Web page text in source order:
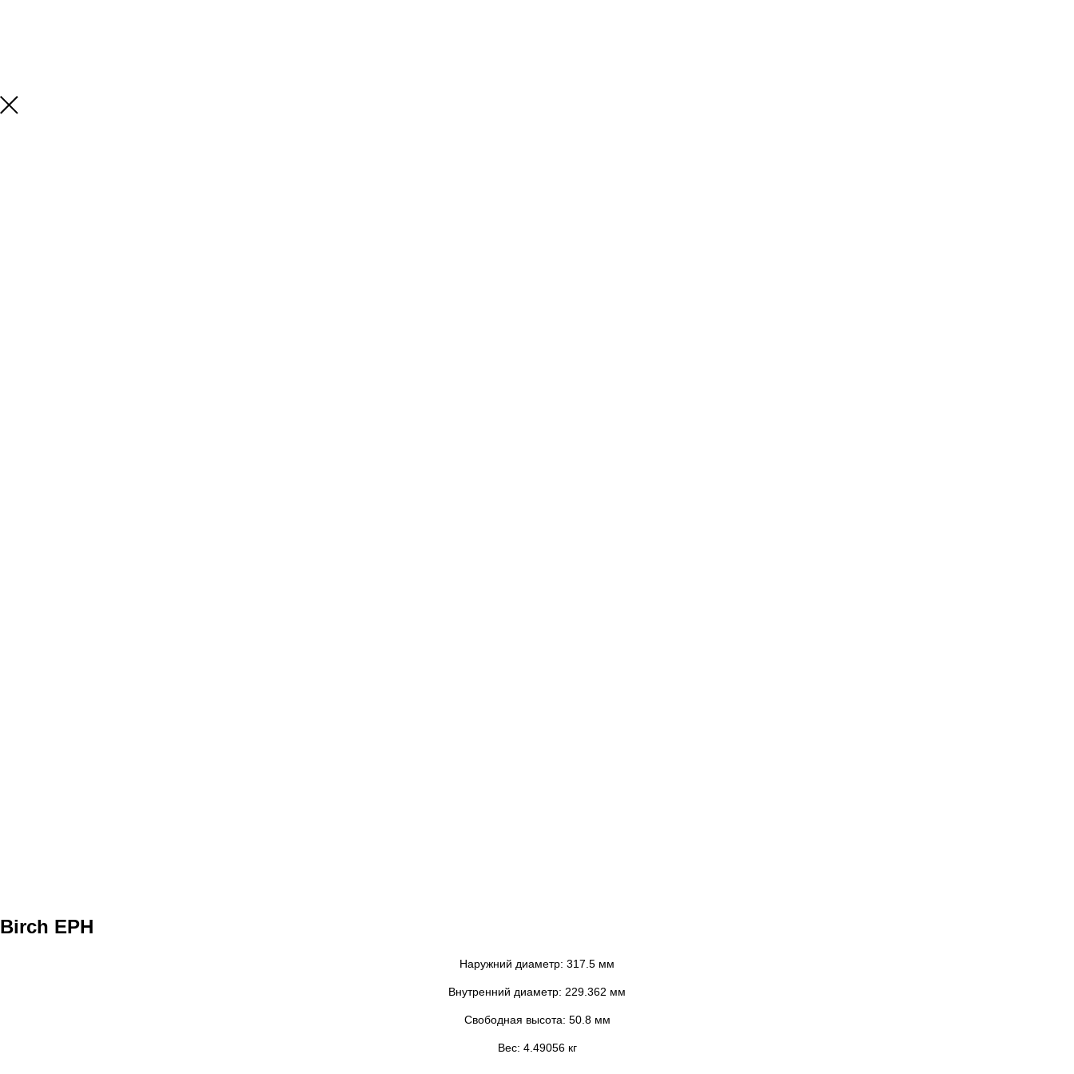
Birch EPH
Наружний диаметр: 317.5 мм
Внутренний диаметр: 229.362 мм
Свободная высота: 50.8 мм
Вес: 4.49056 кг